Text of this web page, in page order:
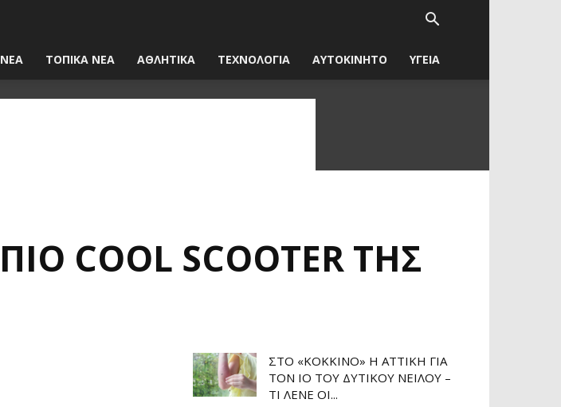
ΤΟΠΙΚΑ ΝΕΑ ΑΘΛΗΤΙΚΑ ΤΕΧΝΟΛΟΓΙΑ ΑΥΤΟΚΙΝΗΤΟ ΥΓΕΙΑ
COOL SCOOTER ΤΗΣ
ΣΤΟ «ΚΌΚΚΙΝΟ» Η ΑΤΤΙΚΉ ΓΙΑ
ΤΟΝ ΙΌ ΤΟΥ ΔΥΤΙΚΟΎ ΝΕΊΛΟΥ –
ΤΙ ΛΈΝΕ ΟΙ...